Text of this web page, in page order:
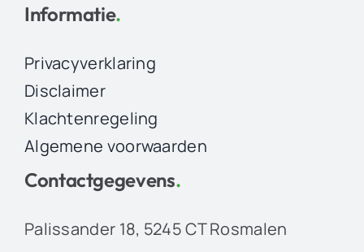
Informatie.
Privacyverklaring
Disclaimer
Klachtenregeling
Algemene voorwaarden
Contactgegevens.
Palissander 18, 5245 CT Rosmalen